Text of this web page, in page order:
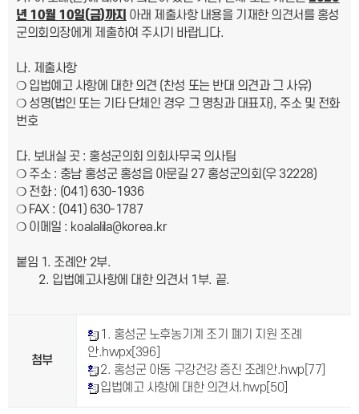
년 1 0월 1 0일(금)까지 아래 제출사항 내용을 기재한 의견서를 홍성
군의회의장에게 제출하여 주시기 바랍니다.
나. 제출사항
❍ 입법예고 사항에 대한 의견 (찬성 또는 반대 의견과 그 사유)
❍ 성명(법인 또는 기타 단체인 경우 그 명칭과 대표자), 주소 및 전화
번호
다. 보내실 곳 : 홍성군의회 의회사무국 의사팀
❍ 주소 : 충남 홍성군 홍성읍 아문길 27 홍성군의회(우 32228)
❍ 전화 : (041) 630-1936
❍ FAX : (041) 630-1787
❍ 이메일 : koalalila@korea.kr
붙임 1. 조례안 2부.
2. 입법예고사항에 대한 의견서 1부. 끝.
첨부
1. 홍성군 노후농기계 조기 폐기 지원 조례
안.hwpx[396]
2. 홍성군 아동 구강건강 증진 조례안.hwp [77]
입법예고 사항에 대한 의견서.hwp [50]